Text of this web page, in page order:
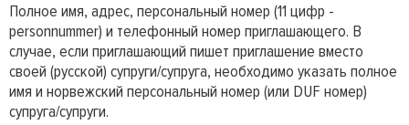
Полное имя, адрес, персональный номер (11 цифр -
personnummer) и телефонный номер приглашающего. В
случае, если приглашающий пишет приглашение вместо
своей (русской) супруги/супруга, необходимо указать полное
имя и норвежский персональный номер (или DUF номер)
супруга/супруги.